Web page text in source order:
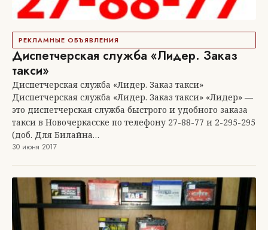
РЕКЛАМНЫЕ ОБЪЯВЛЕНИЯ
Диспетчерская служба «Лидер. Заказ
такси»
Диспетчерская служба «Лидер. Заказ такси»
Диспетчерская служба «Лидер. Заказ такси» «Лидер» —
это диспетчерская служба быстрого и удобного заказа
такси в Новочеркасске по телефону 27-88-77 и 2-295-295
(доб. Для Билайна…
30 июня 2017